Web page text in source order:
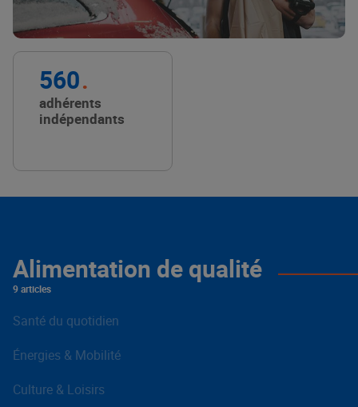
560
adhérents
indépendants
Alimentation de qualité
9 articles
Santé du quotidien
Énergies & Mobilité
Culture & Loisirs